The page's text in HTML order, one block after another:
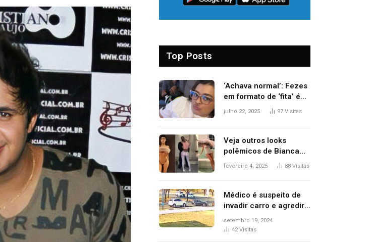
Top Posts
‘Achava normal’: Fezes
em formato de ‘fita’ é
um dos alertas para
Gil
julho 22, 2025 97 Visitas
Veja outros looks
polêmicos de Bianca
Censori, esposa de
Grammy 2025
fevereiro 4, 2025 88 Visitas
Médico é suspeito de
invadir carro e agredir
delegado aposentado
durante confusão no
setembro 19, 2024
42Visitas